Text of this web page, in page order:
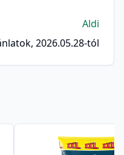
Aldi
2026.05.28-tól